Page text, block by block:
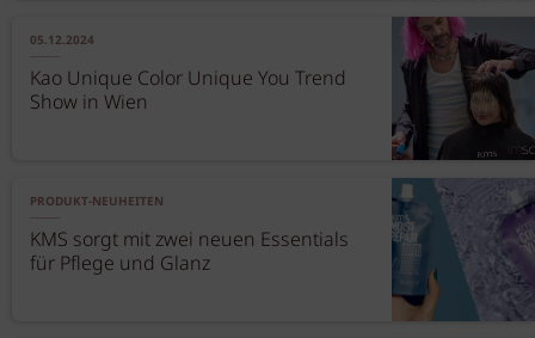
05.12.2024
Kao Unique Color Unique You Trend
Show in Wien
PRODUKT-NEUHEITEN
KMS sorgt mit zwei neuen Essentials
für Pflege und Glanz